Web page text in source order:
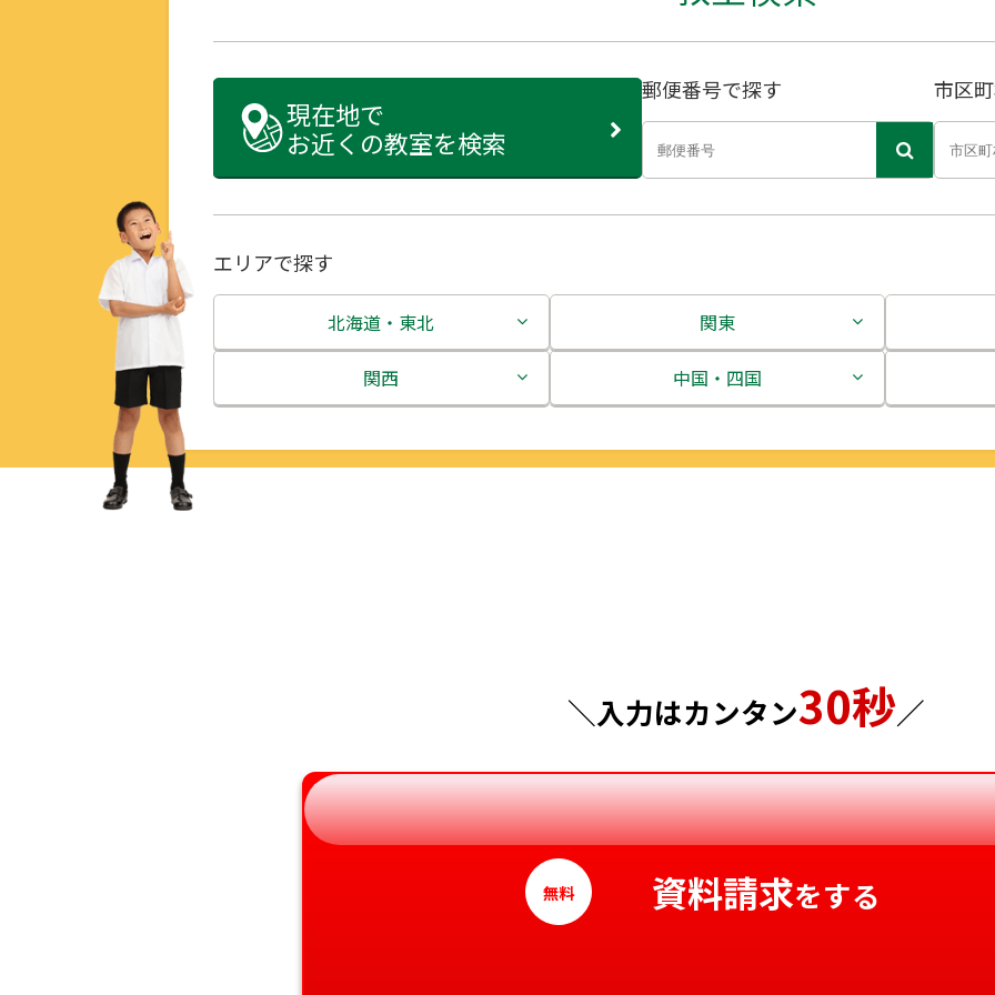
現在地で
お近くの教室を検索
郵便番号で探す 市区
エリアで探す
北海道・東北
北海道
関東
茨城県
神奈川県
関西
中国・四国
徳島県
愛媛県
＼入力はカンタン30秒／
無料 資料請求をする